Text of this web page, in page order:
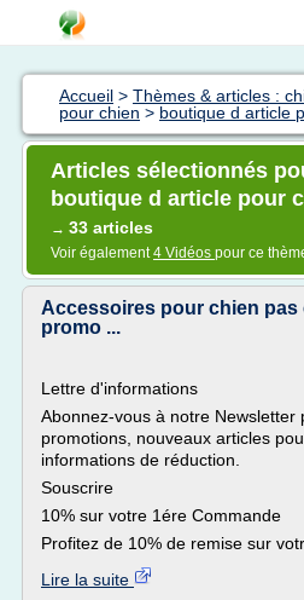
Accueil > Thèmes & articles :
pour chien > boutique d article
Articles sélectionnés
boutique d article pour
→ 33 articles
Voir également4 Vidéos pour ce
Accessoires pour chien pas
promo ...
Lettre d'informations
Abonnez-vous à notre Newsletter
promotions, nouveaux articles
informations de réduction.
Souscrire
10% sur votre 1ére Commande
Profitez de 10% de remise sur
Lire la suite